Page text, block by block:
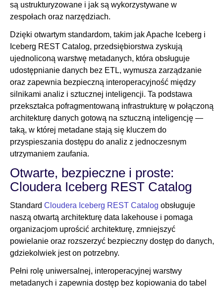
są ustrukturyzowane i jak są wykorzystywane w
zespołach oraz narzędziach.
Dzięki otwartym standardom, takim jak Apache Iceberg i
Iceberg REST Catalog, przedsiębiorstwa zyskują
ujednoliconą warstwę metadanych, która obsługuje
udostępnianie danych bez ETL, wymusza zarządzanie
oraz zapewnia bezpieczną interoperacyjność między
silnikami analiz i sztucznej inteligencji. Ta podstawa
przekształca pofragmentowaną infrastrukturę w połączoną
architekturę danych gotową na sztuczną inteligencję —
taką, w której metadane stają się kluczem do
przyspieszania dostępu do analiz z jednoczesnym
utrzymaniem zaufania.
Otwarte, bezpieczne i proste:
Cloudera Iceberg REST Catalog
Standard Cloudera Iceberg REST Catalog obsługuje
naszą otwartą architekturę data lakehouse i pomaga
organizacjom uprościć architekturę, zmniejszyć
powielanie oraz rozszerzyć bezpieczny dostęp do danych,
gdziekolwiek jest on potrzebny.
Pełni rolę uniwersalnej, interoperacyjnej warstwy
metadanych i zapewnia dostęp bez kopiowania do tabel